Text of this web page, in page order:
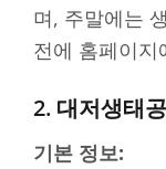
며, 주말에는
전에 홈페이
2. 대저생태
기본 정보: